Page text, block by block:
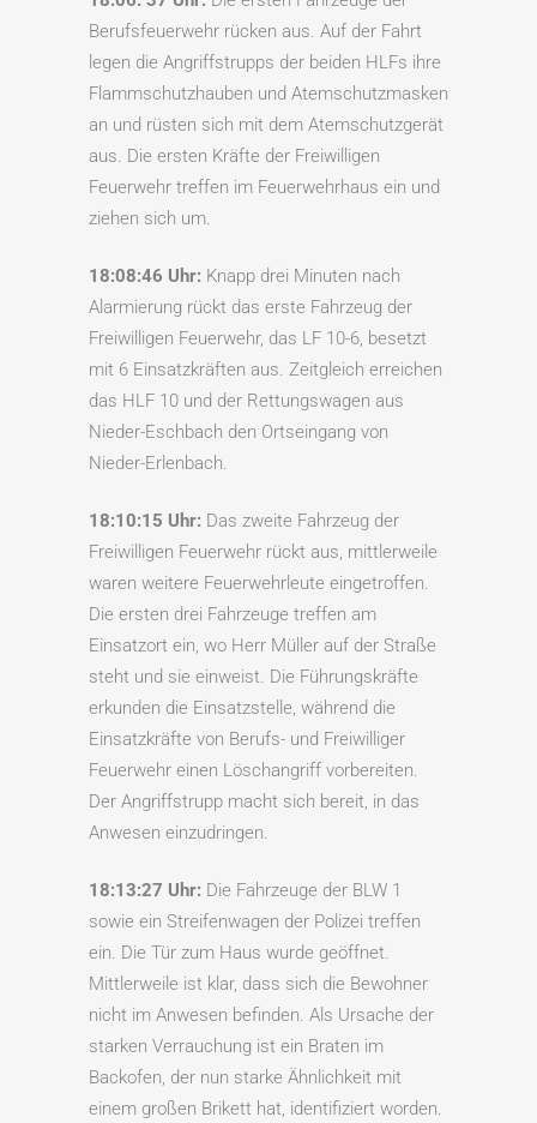
Berufsfeuerwehr rücken aus. Auf der Fahrt
legen die Angriffstrupps der beiden HLFs ihre
Flammschutzhauben und Atemschutzmasken
an und rüsten sich mit dem Atemschutzgerät
aus. Die ersten Kräfte der Freiwilligen
Feuerwehr treffen im Feuerwehrhaus ein und
ziehen sich um.
18:08:46 Uhr: Knapp drei Minuten nach
Alarmierung rückt das erste Fahrzeug der
Freiwilligen Feuerwehr, das LF 10-6, besetzt
mit 6 Einsatzkräften aus. Zeitgleich erreichen
das HLF 10 und der Rettungswagen aus
Nieder-Eschbach den Ortseingang von
Nieder-Erlenbach.
18:10:15 Uhr: Das zweite Fahrzeug der
Freiwilligen Feuerwehr rückt aus, mittlerweile
waren weitere Feuerwehrleute eingetroffen.
Die ersten drei Fahrzeuge treffen am
Einsatzort ein, wo Herr Müller auf der Straße
steht und sie einweist. Die Führungskräfte
erkunden die Einsatzstelle, während die
Einsatzkräfte von Berufs- und Freiwilliger
Feuerwehr einen Löschangriff vorbereiten.
Der Angriffstrupp macht sich bereit, in das
Anwesen einzudringen.
18:13:27 Uhr: Die Fahrzeuge der BLW 1
sowie ein Streifenwagen der Polizei treffen
ein. Die Tür zum Haus wurde geöffnet.
Mittlerweile ist klar, dass sich die Bewohner
nicht im Anwesen befinden. Als Ursache der
starken Verrauchung ist ein Braten im
Backofen, der nun starke Ähnlichkeit mit
einem großen Brikett hat, identifiziert worden.